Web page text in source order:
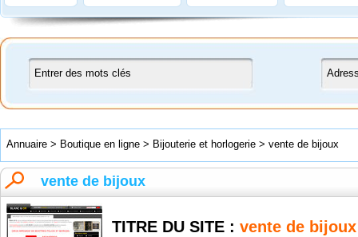
Annuaire > Boutique en ligne > Bijouterie et horlogerie > vente de bijoux
vente de bijoux
TITRE DU SITE : vente de bijoux